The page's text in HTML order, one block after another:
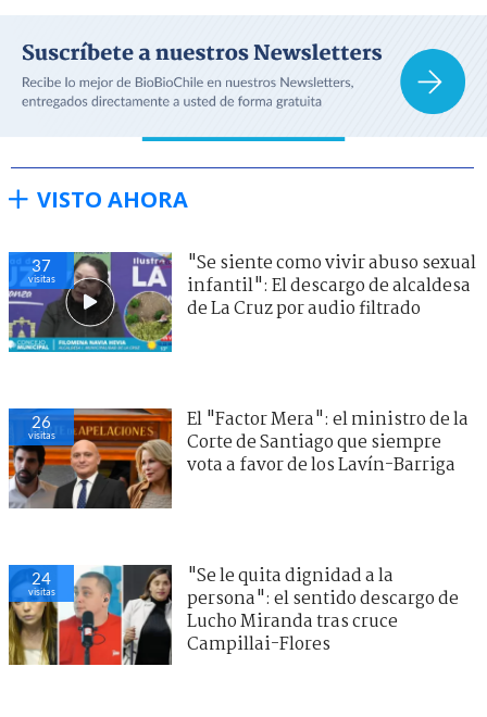
VISTO AHORA
37
visitas
"Se siente como vivir abuso sexual
infantil": El descargo de alcaldesa
de La Cruz por audio filtrado
26
visitas
El "Factor Mera": el ministro de la
Corte de Santiago que siempre
vota a favor de los Lavín-Barriga
24
visitas
"Se le quita dignidad a la
persona": el sentido descargo de
Lucho Miranda tras cruce
Campillai-Flores